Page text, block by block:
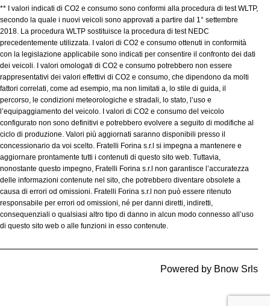
** I valori indicati di CO2 e consumo sono conformi alla procedura di test WLTP,
secondo la quale i nuovi veicoli sono approvati a partire dal 1° settembre
2018. La procedura WLTP sostituisce la procedura di test NEDC
precedentemente utilizzata. I valori di CO2 e consumo ottenuti in conformità
con la legislazione applicabile sono indicati per consentire il confronto dei dati
dei veicoli. I valori omologati di CO2 e consumo potrebbero non essere
rappresentativi dei valori effettivi di CO2 e consumo, che dipendono da molti
fattori correlati, come ad esempio, ma non limitati a, lo stile di guida, il
percorso, le condizioni meteorologiche e stradali, lo stato, l’uso e
l’equipaggiamento del veicolo. I valori di CO2 e consumo del veicolo
configurato non sono definitivi e potrebbero evolvere a seguito di modifiche al
ciclo di produzione. Valori più aggiornati saranno disponibili presso il
concessionario da voi scelto. Fratelli Forina s.r.l si impegna a mantenere e
aggiornare prontamente tutti i contenuti di questo sito web. Tuttavia,
nonostante questo impegno, Fratelli Forina s.r.l non garantisce l’accuratezza
delle informazioni contenute nel sito, che potrebbero diventare obsolete a
causa di errori od omissioni. Fratelli Forina s.r.l non può essere ritenuto
responsabile per errori od omissioni, né per danni diretti, indiretti,
consequenziali o qualsiasi altro tipo di danno in alcun modo connesso all’uso
di questo sito web o alle funzioni in esso contenute.
Powered by Bnow Srls